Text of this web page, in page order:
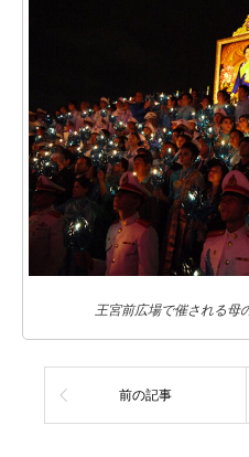
王宮前広場で催される
前の記事